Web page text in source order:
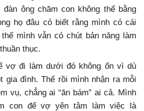
ông chăm con không thể bằng
họ đâu có biết rằng mình có cái
mình vẫn có chút bản năng làm
thục.
vợ đi làm dưới đó không ổn vì dù
gia đình. Thế rồi mình nhận ra mỗi
vụ, chẳng ai “ăn bám” ai cả. Mình
con để vợ yên tâm làm việc là